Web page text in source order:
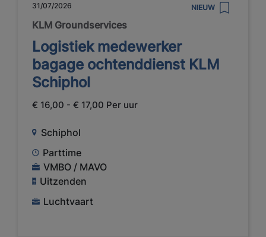
31/07/2026 NIEUW
KLM Groundservices
Logistiek medewerker
bagage ochtenddienst KLM
Schiphol
€ 16,00 - € 17,00 Per uur
Schiphol
Parttime
VMBO / MAVO
Uitzenden
Luchtvaart